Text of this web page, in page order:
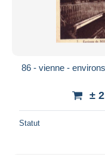
86 - vienne -
±
Statut